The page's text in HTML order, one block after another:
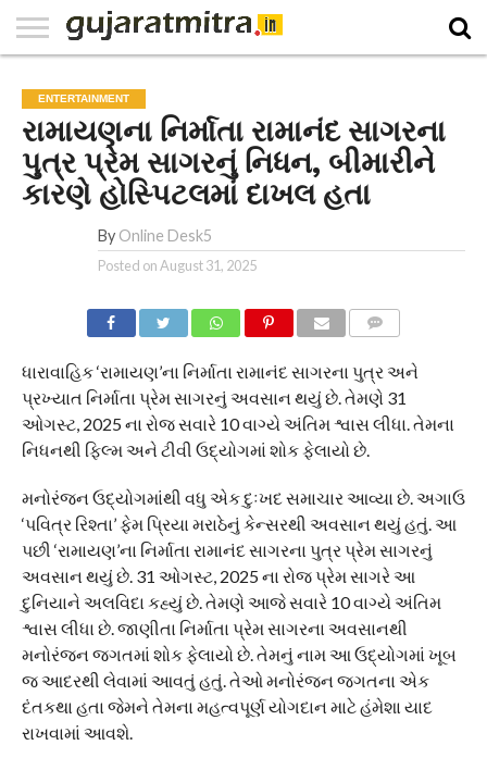
PAPER
NATIONAL
WORLD
BUSINESS
SPORTS
GUJARAT
OPINION
MORE
ENTERTAINMENT
રામાયણના નિર્માતા રામાનંદ સાગરના
પુત્ર પ્રેમ સાગરનું નિધન, બીમારીને
કારણે હોસ્પિટલમાં દાખલ હતા
By Online Desk5
Posted onAugust 31, 2025
ધારાવાહિક ‘રામાયણ’ના નિર્માતા રામાનંદ સાગરના પુત્ર અને
પ્રખ્યાત નિર્માતા પ્રેમ સાગરનું અવસાન થયું છે. તેમણે 31
ઓગસ્ટ, 2025 ના રોજ સવારે 10 વાગ્યે અંતિમ શ્વાસ લીધા. તેમના
નિધનથી ફિલ્મ અને ટીવી ઉદ્યોગમાં શોક ફેલાયો છે.
મનોરંજન ઉદ્યોગમાંથી વધુ એક દુઃખદ સમાચાર આવ્યા છે. અગાઉ
‘પવિત્ર રિશ્તા’ ફેમ પ્રિયા મરાઠેનું કેન્સરથી અવસાન થયું હતું. આ
પછી ‘રામાયણ’ના નિર્માતા રામાનંદ સાગરના પુત્ર પ્રેમ સાગરનું
અવસાન થયું છે. 31 ઓગસ્ટ, 2025 ના રોજ પ્રેમ સાગરે આ
દુનિયાને અલવિદા કહ્યું છે. તેમણે આજે સવારે 10 વાગ્યે અંતિમ
શ્વાસ લીધા છે. જાણીતા નિર્માતા પ્રેમ સાગરના અવસાનથી
મનોરંજન જગતમાં શોક ફેલાયો છે. તેમનું નામ આ ઉદ્યોગમાં ખૂબ
જ આદરથી લેવામાં આવતું હતું. તેઓ મનોરંજન જગતના એક
દંતકથા હતા જેમને તેમના મહત્વપૂર્ણ યોગદાન માટે હંમેશા યાદ
રાખવામાં આવશે.